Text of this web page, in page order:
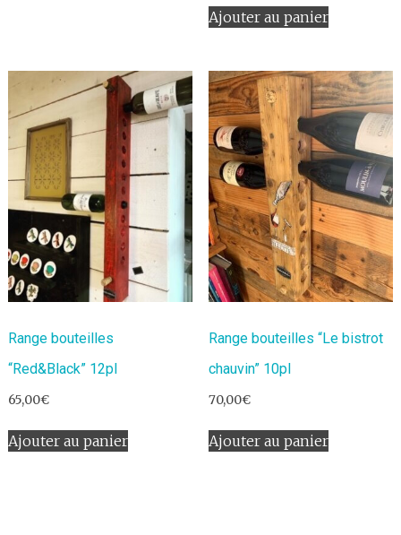
Ajouter au panier
Range bouteilles
“Red&Black” 12pl
65,00€
Ajouter au panier
Range bouteilles “Le bistrot
chauvin” 10pl
70,00€
Ajouter au panier